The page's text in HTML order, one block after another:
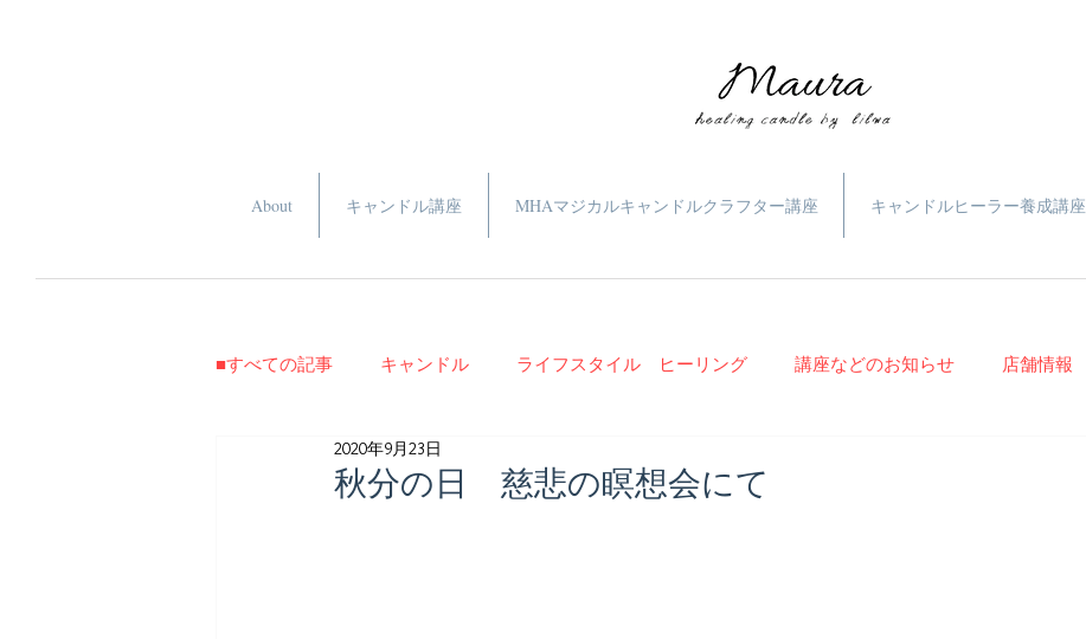
About キャンドル講座 MHAマジカルキャンドルクラフター講座 キャンドルヒーラー養成講座
■すべての記事 キャンドル ライフスタイル ヒーリング 講座などのお知らせ 店舗情報
ヒーリング講座受講生用
秋分の日 慈悲の瞑想会にて
2020年9月23日